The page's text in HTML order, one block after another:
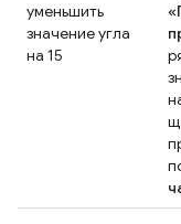
уменьшить
значение угла
на 15